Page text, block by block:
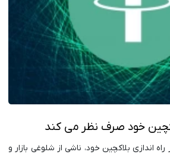
خود صرف نظر می کند
اندازی بلاکچین خود، ناشی از شلوغی بازار و